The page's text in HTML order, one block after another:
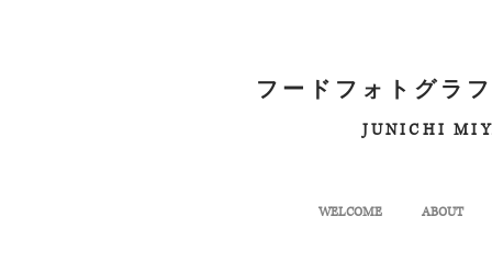
フードフォトグラ
JUNICHI
WELCOME ABOUT